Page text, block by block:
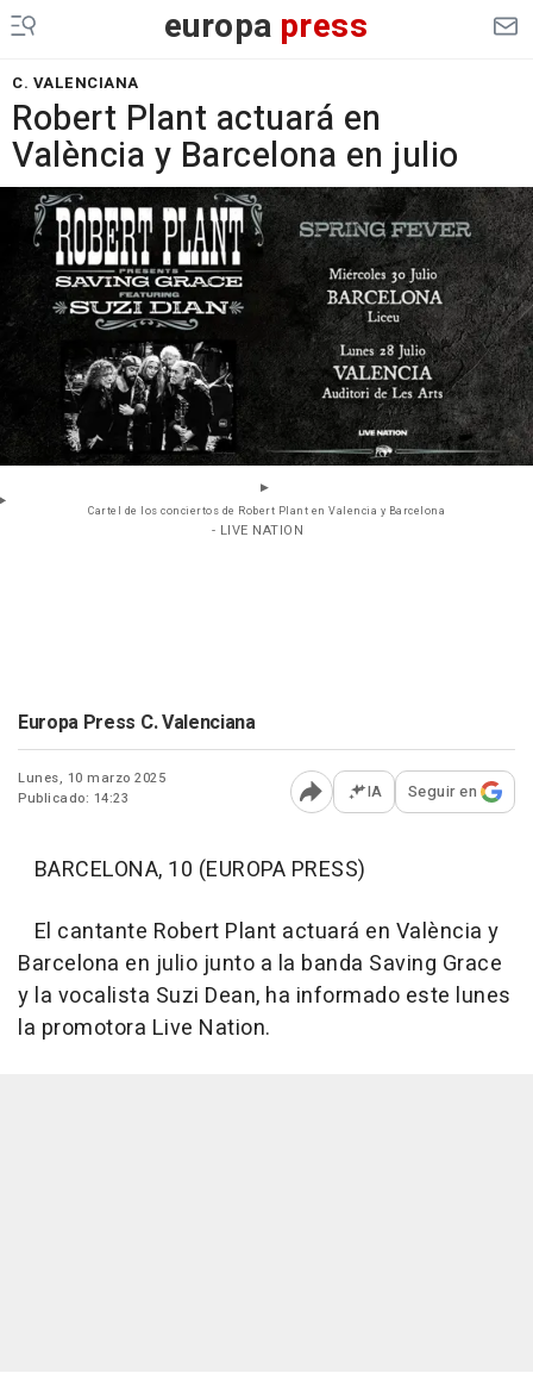
europa press
C. VALENCIANA
Robert Plant actuará en
València y Barcelona en julio
Cartel de los conciertos de Robert Plant en Valencia y Barcelona
- LIVE NATION
Europa Press C. Valenciana
Lunes, 10 marzo 2025
Publicado: 14:23
Abrir opciones para
IA Seguir en
BARCELONA, 10 (EUROPA PRESS)
El cantante Robert Plant actuará en València y
Barcelona en julio junto a la banda Saving Grace
y la vocalista Suzi Dean, ha informado este lunes
la promotora Live Nation.